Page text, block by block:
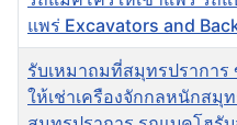
แพร่ Excavators and
รับเหมาถมที่สมุทรปรากา
ให้เช่าเครืองจักกลหนักสมุ